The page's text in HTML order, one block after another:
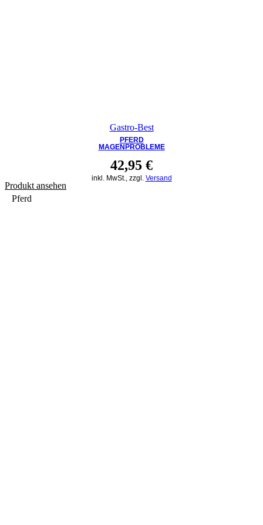
Gastro-Best
PFERD
MAGENPROBLEME
42,95 €
inkl. MwSt., zzgl. Versand
Produkt ansehen
Pferd